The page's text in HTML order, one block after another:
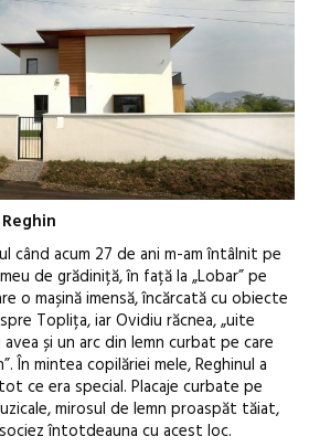
când acum 27 de ani m-am întâlnit pe
de grădiniță, în față la „Lobar” pe
o mașină imensă, încărcată cu obiecte
Toplița, iar Ovidiu răcnea, „uite
avea și un arc din lemn curbat pe care
În mintea copilăriei mele, Reghinul a
ce era special. Placaje curbate pe
mirosul de lemn proaspăt tăiat,
întotdeauna cu acest loc.